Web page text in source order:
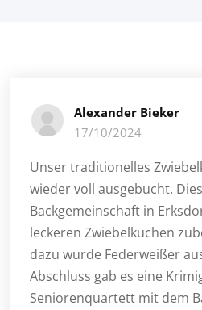
Alexander Bieker
17/10/2024
Unser traditionelles
wieder voll ausgebucht.
Backgemeinschaft in
leckeren Zwiebelkuchen
dazu wurde Federweißer
Abschluss gab es eine
Seniorenquartett mit dem